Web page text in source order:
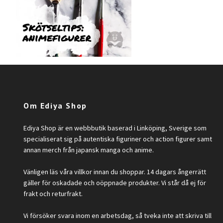
Om Ediya Shop
Ediya Shop är en webbbutik baserad i Linköping, Sverige som
specialiserat sig på autentiska figuriner och action figurer samt
annan merch från japansk manga och anime.
Vänligen läs våra villkor innan du shoppar. 14 dagars ångerrätt
gäller för oskadade och oöppnade produkter. Vi står då ej för
frakt och returfrakt.
Vi försöker svara inom en arbetsdag, så tveka inte att skriva till